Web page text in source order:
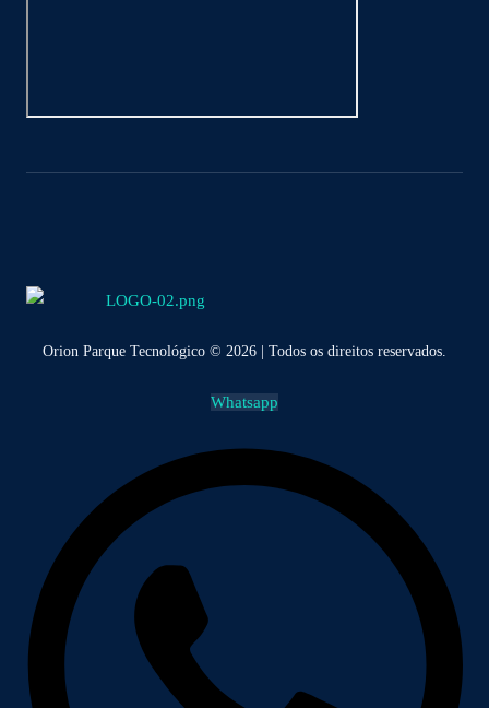
Orion Parque Tecnológico © 2026 | Todos os direitos reservados.
Whatsapp